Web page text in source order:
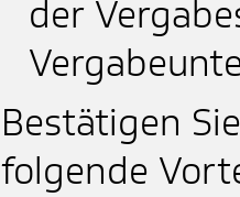
der
Bestätigen
folgende